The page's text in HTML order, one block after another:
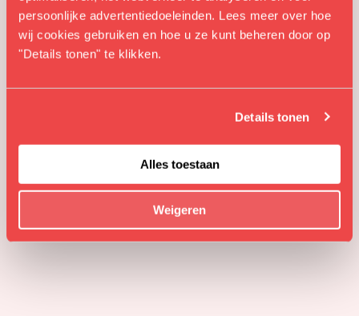
persoonlijke advertentiedoeleinden. Lees meer over hoe
wij cookies gebruiken en hoe u ze kunt beheren door op
"Details tonen" te klikken.
Details tonen
Alles toestaan
Weigeren